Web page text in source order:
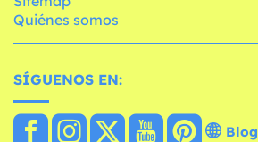
Quiénes somos
SÍGUENOS EN:
Blog